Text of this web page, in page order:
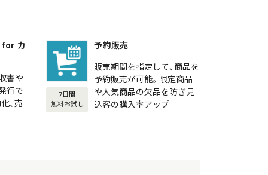
for カ
書や
行で
、売
7日間
無料お試し
予約販売
販売期間を指定して、商品を
予約販売が可能。限定商品
や人気商品の欠品を防ぎ見
込客の購入率アップ